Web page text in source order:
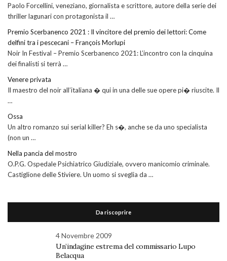
Paolo Forcellini, veneziano, giornalista e scrittore, autore della serie dei
thriller lagunari con protagonista il …
Premio Scerbanenco 2021 : Il vincitore del premio dei lettori: Come
delfini tra i pescecani – François Morlupi
Noir In Festival – Premio Scerbanenco 2021: L’incontro con la cinquina
dei finalisti si terrà …
Venere privata
Il maestro del noir all’italiana � qui in una delle sue opere pi� riuscite. Il
…
Ossa
Un altro romanzo sui serial killer? Eh s�, anche se da uno specialista
(non un …
Nella pancia del mostro
O.P.G. Ospedale Psichiatrico Giudiziale, ovvero manicomio criminale.
Castiglione delle Stiviere. Un uomo si sveglia da …
Da riscoprire
4 Novembre 2009
Un’indagine estrema del commissario Lupo
Belacqua